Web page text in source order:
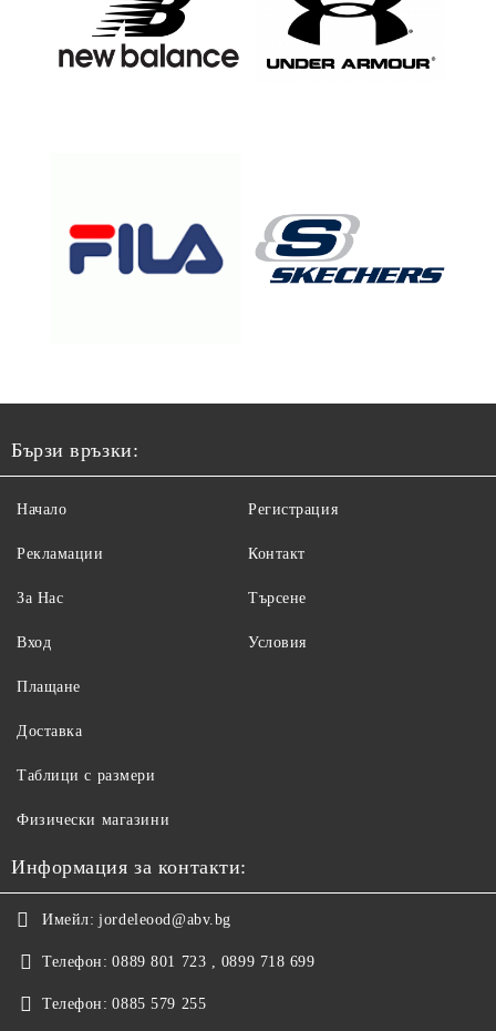
Бързи връзки:
Начало
Рекламации
За Нас
Вход
Регистрация
Контакт
Търсене
Условия
Плащане
Доставка
Таблици с размери
Физически магазини
Информация за контакти:
Имейл: jordeleood@abv.bg
Телефон: 0889 801 723 , 0899 718 699
Телефон: 0885 579 255